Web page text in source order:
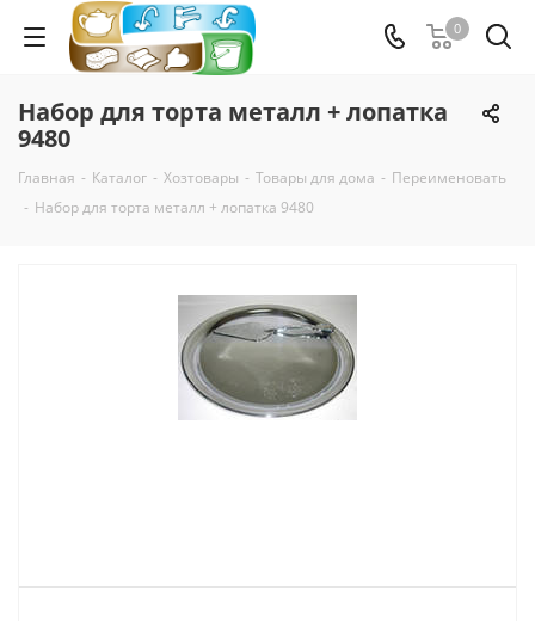
0
Набор для торта металл + лопатка
9480
Главная - Каталог - Хозтовары - Товары для дома - Переименовать
- Набор для торта металл + лопатка 9480